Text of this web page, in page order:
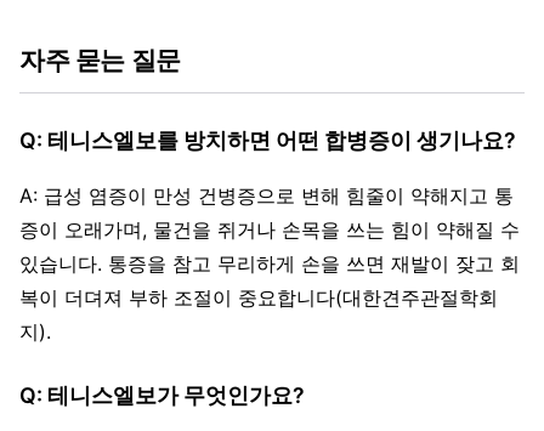
자주 묻는 질문
Q: 테니스엘보를 방치하면 어떤 합병증이 생기나요?
A: 급성 염증이 만성 건병증으로 변해 힘줄이 약해지고 통
증이 오래가며, 물건을 쥐거나 손목을 쓰는 힘이 약해질 수
있습니다. 통증을 참고 무리하게 손을 쓰면 재발이 잦고 회
복이 더뎌져 부하 조절이 중요합니다(대한견주관절학회
지).
Q: 테니스엘보가 무엇인가요?